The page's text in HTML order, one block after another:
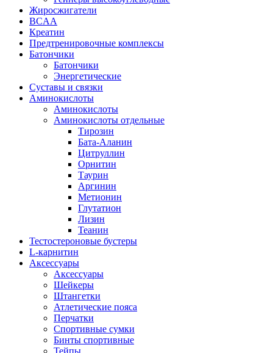
Жиросжигатели
BCAA
Креатин
Предтренировочные комплексы
Батончики
Батончики
Энергетические
Суставы и связки
Аминокислоты
Аминокислоты
Аминокислоты отдельные
Тирозин
Бата-Аланин
Цитруллин
Орнитин
Таурин
Аргинин
Метионин
Глутатион
Лизин
Теанин
Тестостероновые бустеры
L-карнитин
Аксессуары
Аксессуары
Шейкеры
Штангетки
Атлетические пояса
Перчатки
Спортивные сумки
Бинты спортивные
Тейпы